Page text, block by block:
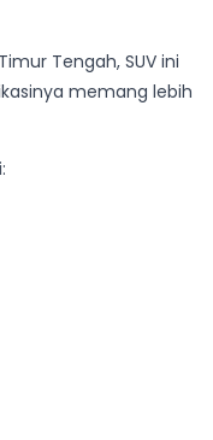
Tengah, SUV ini
memang lebih